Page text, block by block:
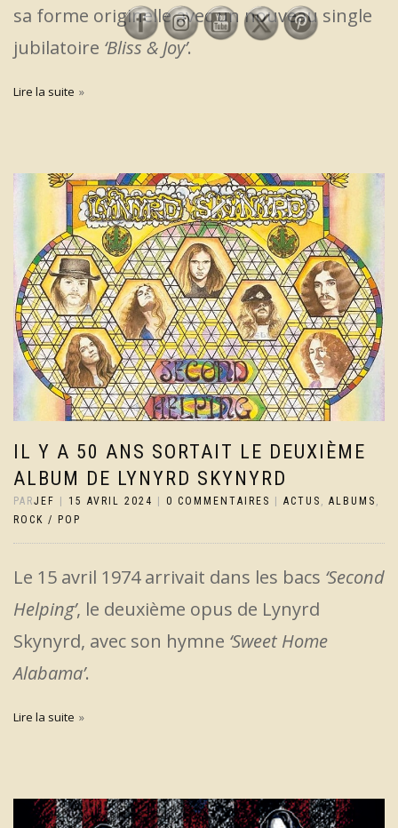
sa forme originelle avec un nouveau single
jubilatoire ‘Bliss & Joy’.
Lire la suite
IL Y A 50 ANS SORTAIT LE DEUXIÈME
ALBUM DE LYNYRD SKYNYRD
PARJEF 15 AVRIL 2024 0 COMMENTAIRES ACTUS , ALBUMS ,
ROCK / POP
Le 15 avril 1974 arrivait dans les bacs ‘Second
Helping’, le deuxième opus de Lynyrd
Skynyrd, avec son hymne ‘Sweet Home
Alabama’.
Lire la suite